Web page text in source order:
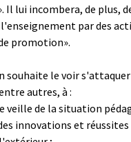
Il lui incombera, de plus,
par des
promotion».
souhaite le voir
autres, à :
veille de la situation
innovations et